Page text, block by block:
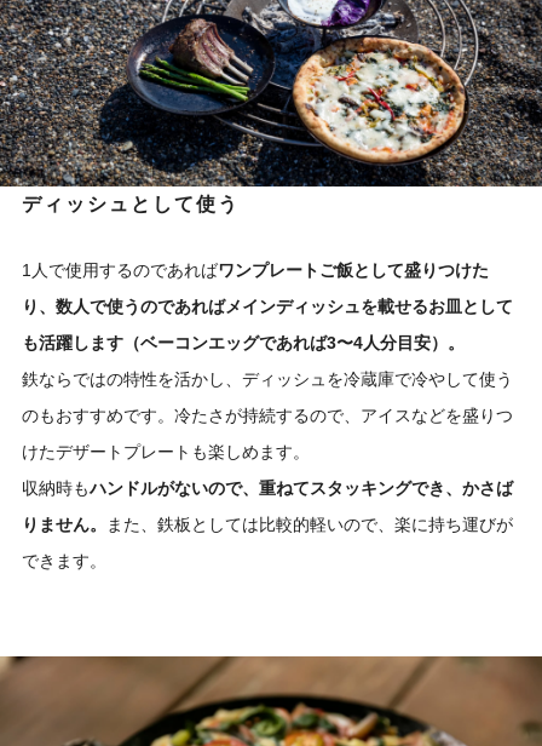
ディッシュとして使う
1人で使用するのであればワンプレートご飯として盛りつけた
り、数人で使うのであればメインディッシュを載せるお皿として
も活躍します（ベーコンエッグであれば3〜4人分目安）。
鉄ならではの特性を活かし、ディッシュを冷蔵庫で冷やして使う
のもおすすめです。冷たさが持続するので、アイスなどを盛りつ
けたデザートプレートも楽しめます。
収納時もハンドルがないので、重ねてスタッキングでき、かさば
りません。
また、鉄板としては比較的軽いので、楽に持ち運びが
できます。